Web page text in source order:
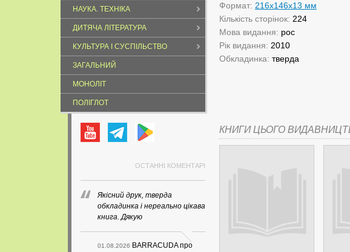
НАУКА. ТЕХНІКА
ДИТЯЧА ЛІТЕРАТУРА
КУЛЬТУРА І СУСПІЛЬСТВО
ЗАГАЛЬНИЙ
МОНОЛІТ
ПОЛІГЛОТ
ОСТАННІ КОМЕНТАРІ
Якісний друк, тверда
обкладинка і нереально цікава
книга. Дякую
01.08.2026 BARRACUDAпро
Формат: 216x146x13 мм
Кількість сторінок: 224
Мова видання: рос
Рік видання: 2010
Обкладинка: тверда
КНИГИ ЦЬОГО